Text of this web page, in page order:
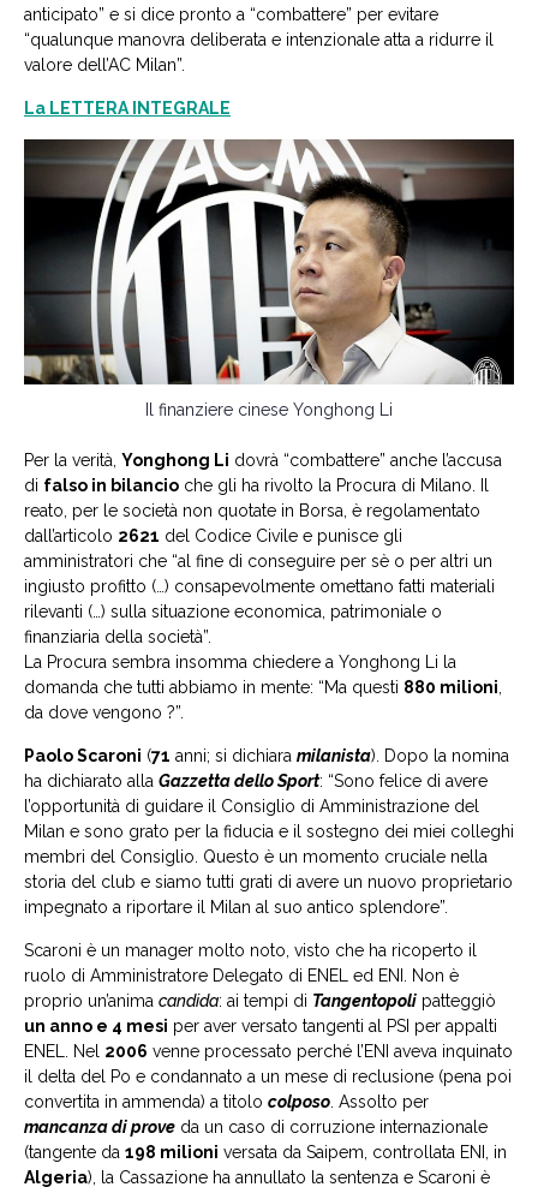
anticipato” e si dice pronto a “combattere” per evitare
“qualunque manovra deliberata e intenzionale atta a ridurre il
valore dell’AC Milan”.
La LETTERA INTEGRALE
Il finanziere cinese Yonghong Li
Per la verità, Yonghong Li dovrà “combattere” anche l’accusa
di falso in bilancio che gli ha rivolto la Procura di Milano. Il
reato, per le società non quotate in Borsa, è regolamentato
dall’articolo 2621 del Codice Civile e punisce gli
amministratori che “al fine di conseguire per sè o per altri un
ingiusto profitto (…) consapevolmente omettano fatti materiali
rilevanti (…) sulla situazione economica, patrimoniale o
finanziaria della società”.
La Procura sembra insomma chiedere a Yonghong Li la
domanda che tutti abbiamo in mente: “Ma questi 880 milioni,
da dove vengono ?”.
Paolo Scaroni (71 anni; si dichiara milanista). Dopo la nomina
ha dichiarato alla Gazzetta dello Sport: “Sono felice di avere
l’opportunità di guidare il Consiglio di Amministrazione del
Milan e sono grato per la fiducia e il sostegno dei miei colleghi
membri del Consiglio. Questo è un momento cruciale nella
storia del club e siamo tutti grati di avere un nuovo proprietario
impegnato a riportare il Milan al suo antico splendore”.
Scaroni è un manager molto noto, visto che ha ricoperto il
ruolo di Amministratore Delegato di ENEL ed ENI. Non è
proprio un’anima candida: ai tempi di Tangentopoli patteggiò
un anno e 4 mesi per aver versato tangenti al PSI per appalti
ENEL. Nel 2006 venne processato perché l’ENI aveva inquinato
il delta del Po e condannato a un mese di reclusione (pena poi
convertita in ammenda) a titolo colposo. Assolto per
mancanza di prove da un caso di corruzione internazionale
(tangente da 198 milioni versata da Saipem, controllata ENI, in
Algeria), la Cassazione ha annullato la sentenza e Scaroni è